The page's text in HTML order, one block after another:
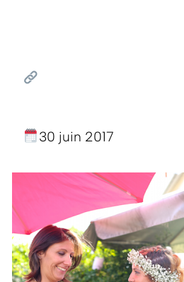
30 juin 2017